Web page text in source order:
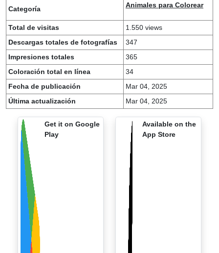
Categoría Animales para Colorear
Total de visitas
1.550 views
Descargas totales de fotografías
347
Impresiones totales
365
Coloración total en línea
34
Fecha de publicación
Mar 04, 2025
Última actualización
Mar 04, 2025
Get it on Google
Play
Available on the
App Store